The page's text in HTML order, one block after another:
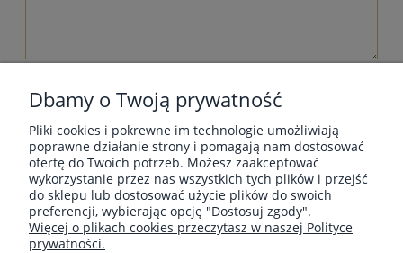
MOJE KONTO
Dbamy o Twoją prywatność
Pliki cookies i pokrewne im technologie umożliwiają
poprawne działanie strony i pomagają nam dostosować
ofertę do Twoich potrzeb. Możesz zaakceptować
wykorzystanie przez nas wszystkich tych plików i przejść
do sklepu lub dostosować użycie plików do swoich
preferencji, wybierając opcję "Dostosuj zgody".
Więcej o plikach cookies przeczytasz w naszej Polityce
prywatności.